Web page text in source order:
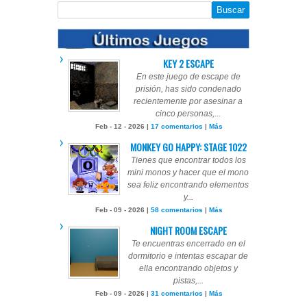
KEY 2 ESCAPE
En este juego de escape de
prisión, has sido condenado
recientemente por asesinar a
cinco personas,...
Feb - 12 - 2026 | 17 comentarios | Más
MONKEY GO HAPPY: STAGE 1022
Tienes que encontrar todos los
mini monos y hacer que el mono
sea feliz encontrando elementos
y...
Feb - 09 - 2026 | 58 comentarios | Más
NIGHT ROOM ESCAPE
Te encuentras encerrado en el
dormitorio e intentas escapar de
ella encontrando objetos y
pistas,...
Feb - 09 - 2026 | 31 comentarios | Más